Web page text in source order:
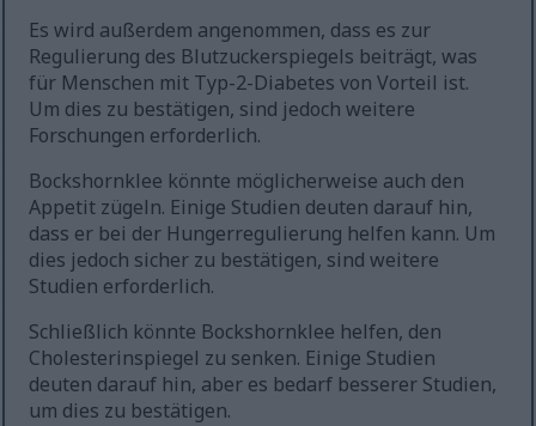
Es wird außerdem angenommen, dass es zur
Regulierung des Blutzuckerspiegels beiträgt, was
für Menschen mit Typ-2-Diabetes von Vorteil ist.
Um dies zu bestätigen, sind jedoch weitere
Forschungen erforderlich.
Bockshornklee könnte möglicherweise auch den
Appetit zügeln. Einige Studien deuten darauf hin,
dass er bei der Hungerregulierung helfen kann. Um
dies jedoch sicher zu bestätigen, sind weitere
Studien erforderlich.
Schließlich könnte Bockshornklee helfen, den
Cholesterinspiegel zu senken. Einige Studien
deuten darauf hin, aber es bedarf besserer Studien,
um dies zu bestätigen.